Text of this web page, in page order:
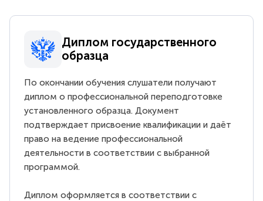
Диплом государственного
образца
По окончании обучения слушатели получают
диплом о профессиональной переподготовке
установленного образца. Документ
подтверждает присвоение квалификации и даёт
право на ведение профессиональной
деятельности в соответствии с выбранной
программой.
Диплом оформляется в соответствии с